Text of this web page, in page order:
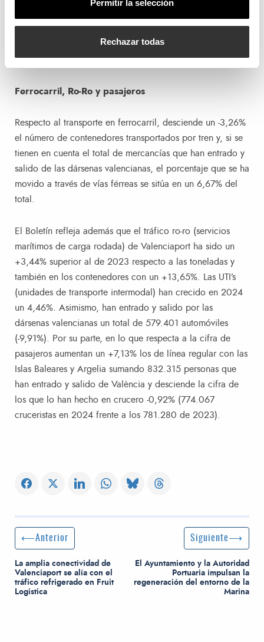
Permitir la selección
Rechazar todas
metálicos (+33,13%), el de abonos (+4,19), los productos
químicos (+9%) y el agroganadero y alimentario
(+2,48%). Ha descendido el sector energético (-40,41%).
Ferrocarril, Ro-Ro y pasajeros
Respecto al transporte en ferrocarril, desciende un -3,26%
el número de contenedores transportados por tren y, si se
tienen en cuenta el total de mercancías que han entrado y
salido de las dársenas valencianas, el porcentaje que se ha
movido a través de vías férreas se sitúa en un 6,67% del
total.
El Boletín refleja además que el tráfico ro-ro (servicios
marítimos de carga rodada) de Valenciaport ha sido un
+3,44% superior al de 2023 respecto a las toneladas y
también en los contenedores con un +13,65%. Las UTI’s
(unidades de transporte intermodal) han crecido en 2024
un 4,46%. Asimismo, han entrado y salido por las
dársenas valencianas un total de 579.401 automóviles
(-9,91%). Por su parte, en lo que respecta a la cifra de
pasajeros aumentan un +7,13% los de línea regular con las
Islas Baleares y Argelia sumando 832.315 personas que
han entrado y salido de València y desciende la cifra de
los que lo han hecho en crucero -0,92% (774.067
cruceristas en 2024 frente a los 781.280 de 2023).
Navegación de entradas
Entrada anterior:
Anterior
La amplia conectividad de
Valenciaport se alía con el
tráfico refrigerado en Fruit
Logistica
Siguiente entrada
Siguiente
El Ayuntamiento y la Autoridad
Portuaria impulsan la
regeneración del entorno de la
Marina